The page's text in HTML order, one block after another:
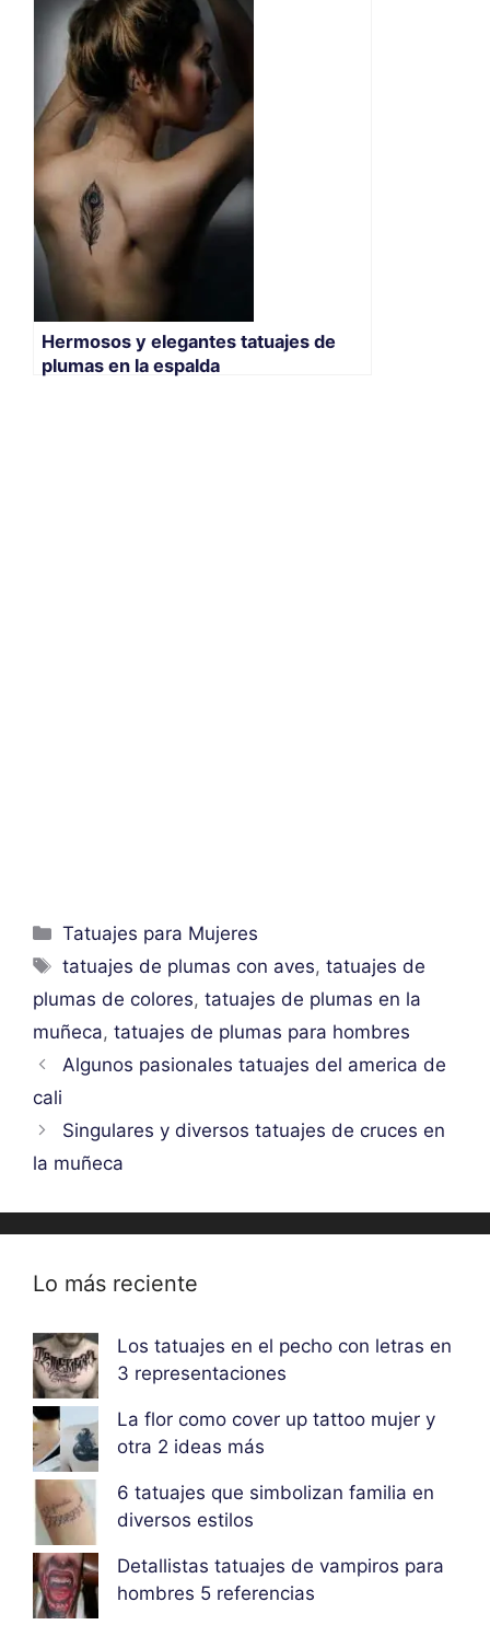
Hermosos y elegantes tatuajes de
plumas en la espalda
Categorías
Tatuajes para Mujeres
Etiquetas
tatuajes de plumas con aves,tatuajes de
plumas de colores, tatuajes de plumas en la
muñeca, tatuajes de plumas para hombres
Algunos pasionales tatuajes del america de
cali
Singulares y diversos tatuajes de cruces en
la muñeca
Lo más reciente
Los tatuajes en el pecho con letras en
3 representaciones
La flor como cover up tattoo mujer y
otra 2 ideas más
6 tatuajes que simbolizan familia en
diversos estilos
Detallistas tatuajes de vampiros para
hombres 5 referencias